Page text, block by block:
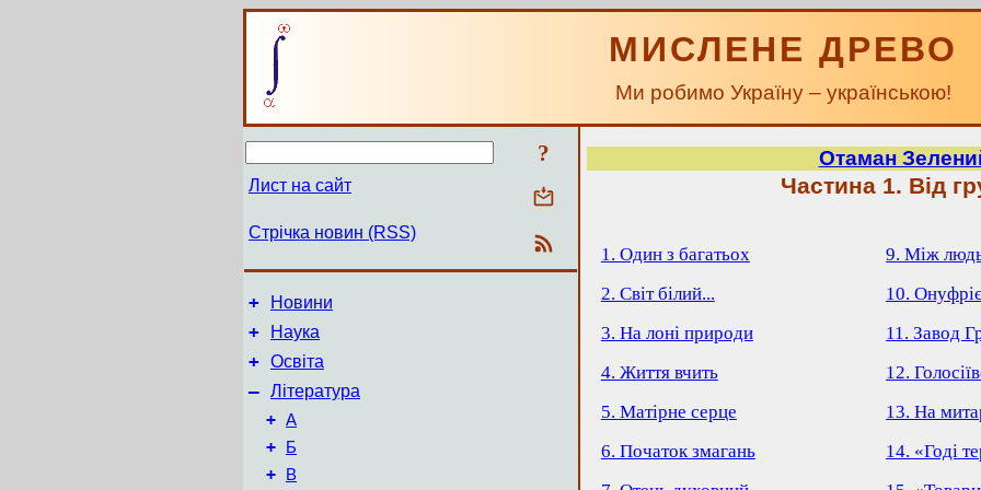
МИСЛЕНЕ ДРЕВО
Ми робимо Україну – українською!
?
Лист на сайт
Стрічка новин (RSS)
+ Новини
+ Наука
+ Освіта
– Література
+ А
+ Б
+ В
Отаман
Частина 1. Від
1. Один з багатьох
2. Світ білий...
3. На лоні природи
4. Життя вчить
5. Матірне серце
6. Початок змагань
9. Між
10.
11. Завод
12.
13. На
14. «Годі